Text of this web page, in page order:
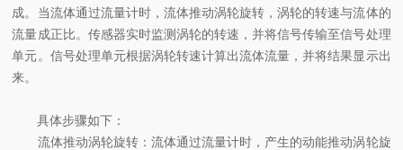
成。当流体通过流量计时，流体推动涡轮旋转，涡轮的转速与流体的
流量成正比。传感器实时监测涡轮的转速，并将信号传输至信号处理
单元。信号处理单元根据涡轮转速计算出流体流量，并将结果显示出
来。
具体步骤如下：
流体推动涡轮旋转：流体通过流量计时，产生的动能推动涡轮旋